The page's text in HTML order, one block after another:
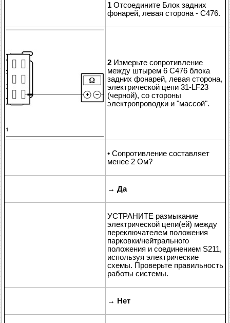
1 Отсоедините Блок задних
фонарей, левая сторона - C476.
2 Измерьте сопротивление
между штырем 6 C476 блока
задних фонарей, левая сторона,
электрической цепи 31-LF23
(черной), со стороны
электропроводки и "массой".
• Сопротивление составляет
менее 2 Ом?
→ Да
УСТРАНИТЕ размыкание
электрической цепи(ей) между
переключателем положения
парковки/нейтрального
положения и соединением S211,
используя электрические
схемы. Проверьте правильность
работы системы.
→ Нет